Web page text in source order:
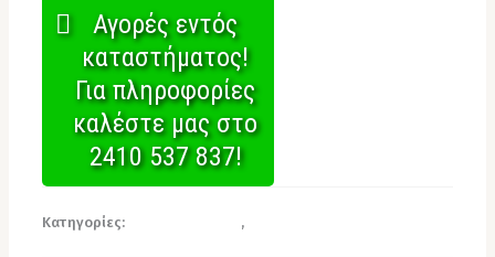
Αγορές εντός
καταστήματος!
Για πληροφορίες
καλέστε μας στο
2410 537 837!
Κατηγορίες: ,